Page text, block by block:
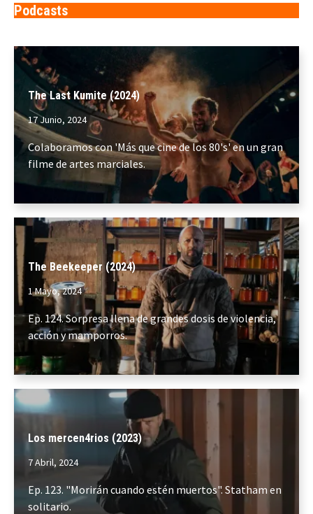
Podcasts
The Last Kumite (2024)
17 Junio, 2024
Colaboramos con 'Más que cine de los 80's' en un gran
filme de artes marciales.
The Beekeeper (2024)
1 Mayo, 2024
Ep. 124. Sorpresa llena de grandes dosis de violencia,
acción y mamporros.
Los mercen4rios (2023)
7 Abril, 2024
Ep. 123. "Morirán cuando estén muertos". Statham en
solitario.